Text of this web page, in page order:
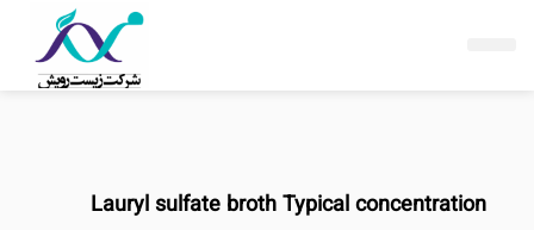
Lauryl sulfate broth Typical concentration